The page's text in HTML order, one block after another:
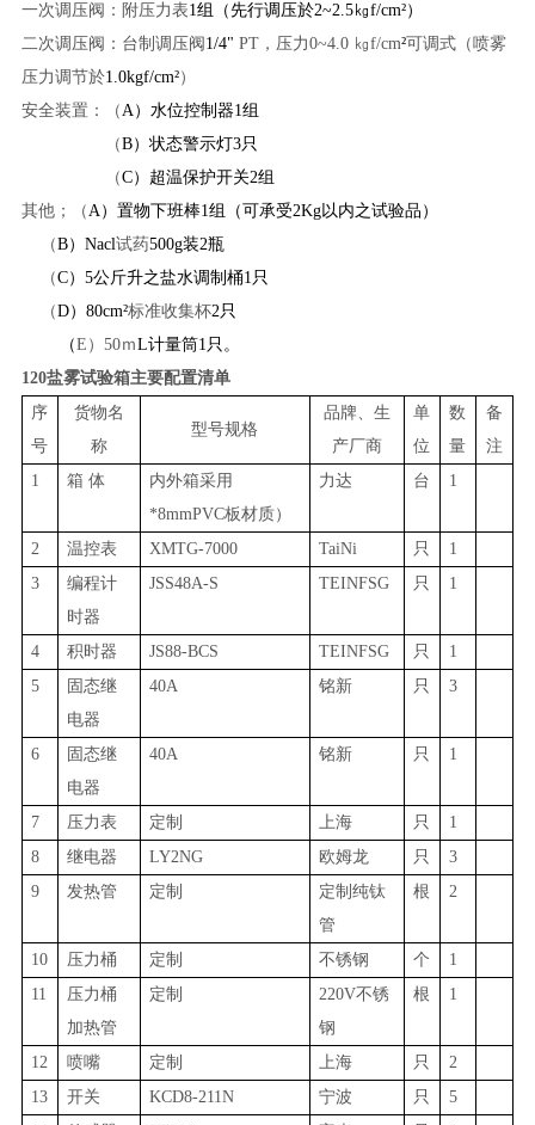
一次调压阀：附压力表1组（先行调压於2~2.5㎏f/cm²）
二次调压阀：台制调压阀1/4" PT，压力0~4.0 ㎏f/cm²可调式（喷雾
压力调节於1.0kgf/cm²）
安全装置：（ A）水位控制器1组
（B）状态警示灯3只
（C）超温保护开关2组
其他；（ A）置物下班棒1组（可承受2Kg以内之试验品）
（B）Nacl试药500g装2瓶
（C）5公斤升之盐水调制桶1只
（D）80cm²标准收集杯2只
（E ） 50ｍL计量筒1只。
120盐雾试验箱主要配置清单
序
号
货物名
称
型号规格
品牌、生
产厂商
单
位
数
量
备
注
1
箱 体
内外箱采用
*8mmPVC板材质）
力达 台 1
2 温控表 XMTG-7000 TaiNi 只
1
3
编程计
时器
JSS48A-S TEINFSG 只 1
4 积时器 JS88-BCS TEINFSG 只
1
5
固态继
电器
40A 铭新 只 3
6
固态继
电器
40A 铭新 只 1
7 压力表 定制 上海 只
1
8
继电器 LY2NG 欧姆龙 只
3
9
发热管 定制
定制纯钛
管
根 2
10 压力桶 定制 不锈钢 个
1
11
压力桶
加热管
定制
220V不锈
钢
根 1
12 喷嘴 定制 上海 只
2
13
开关 KCD8-211N 宁波 只
5